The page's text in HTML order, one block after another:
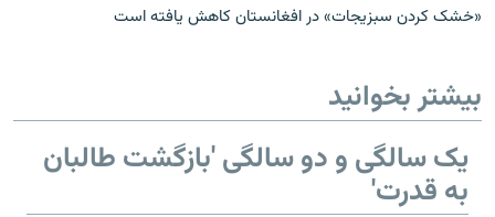
«خشک کردن سبزیجات» در افغانستان کاهش یافته است
بیشتر بخوانید
یک سالگی و دو سالگی 'بازگشت طالبان
به قدرت'